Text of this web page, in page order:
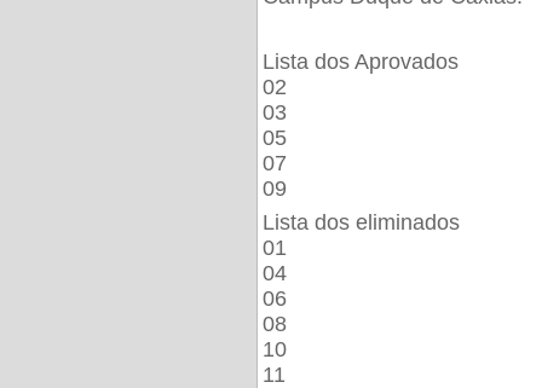
Lista dos Aprovados
02
03
05
07
09
Lista dos eliminados
01
04
06
08
10
11